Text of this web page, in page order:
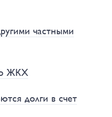
частными
ЖКХ
долги в счет